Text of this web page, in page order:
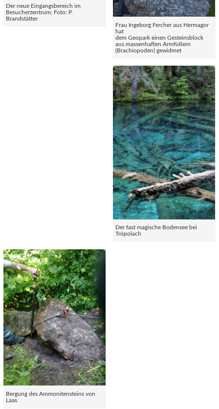
Der neue Eingangsbereich im
Besucherzentrum; Foto: P.
Brandstätter
Frau Ingeborg Fercher aus Hermagor
hat
dem Geopark einen Gesteinsblock
aus massenhaften Armfüßern
(Brachiopoden) gewidmet
Der fast magische Bodensee bei
Tröpolach
Bergung des Ammonitensteins von
Laas